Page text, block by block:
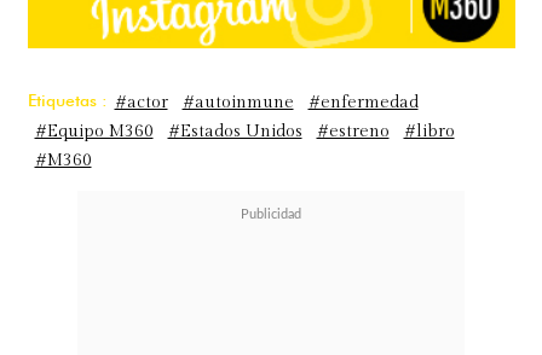
Etiquetas : #actor #autoinmune
#enfermedad
#Equipo M360
#Estados Unidos #estreno
#libro
#M360